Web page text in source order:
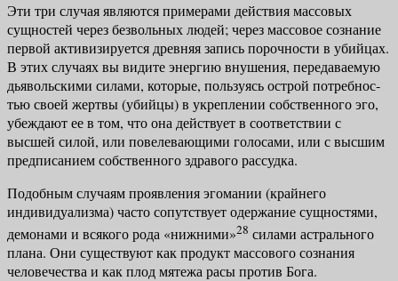
Эти три случая являются примерами действия массовых
сущностей через безвольных людей; через массовое сознание
первой активизируется древняя запись порочности в убийцах.
В этих случаях вы видите энергию внушения, передаваемую
дьявольскими силами, которые, пользуясь острой потребнос­
тью своей жертвы (убийцы) в укреплении собственного эго,
убеждают ее в том, что она действует в соответствии с
высшей силой, или повелевающими голосами, или с высшим
предписанием собственного здравого рассудка.
Подобным случаям проявления эгомании (крайнего
индивидуализма) часто сопутствует одержание сущностями,
демонами и всякого рода «ниж­ними»28 силами астрального
плана. Они существуют как продукт массового сознания
человечества и как плод мятежа расы против Бога.